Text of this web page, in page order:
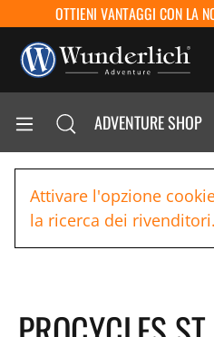
OTTIENI VANTAGGI CON LA
ADVENTURE SHOP
Attivare l'opzione
la ricerca dei rivenditori.